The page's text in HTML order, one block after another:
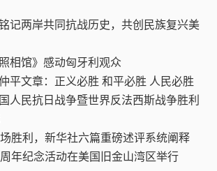
记两岸共同抗战历史，共创民族复兴美
相馆》感动匈牙利观众
平文章：正义必胜 和平必胜 人民必胜
民抗日战争暨世界反法西斯战争胜利
胜利，新华社六篇重磅述评系统阐释
年纪念活动在美国旧金山湾区举行